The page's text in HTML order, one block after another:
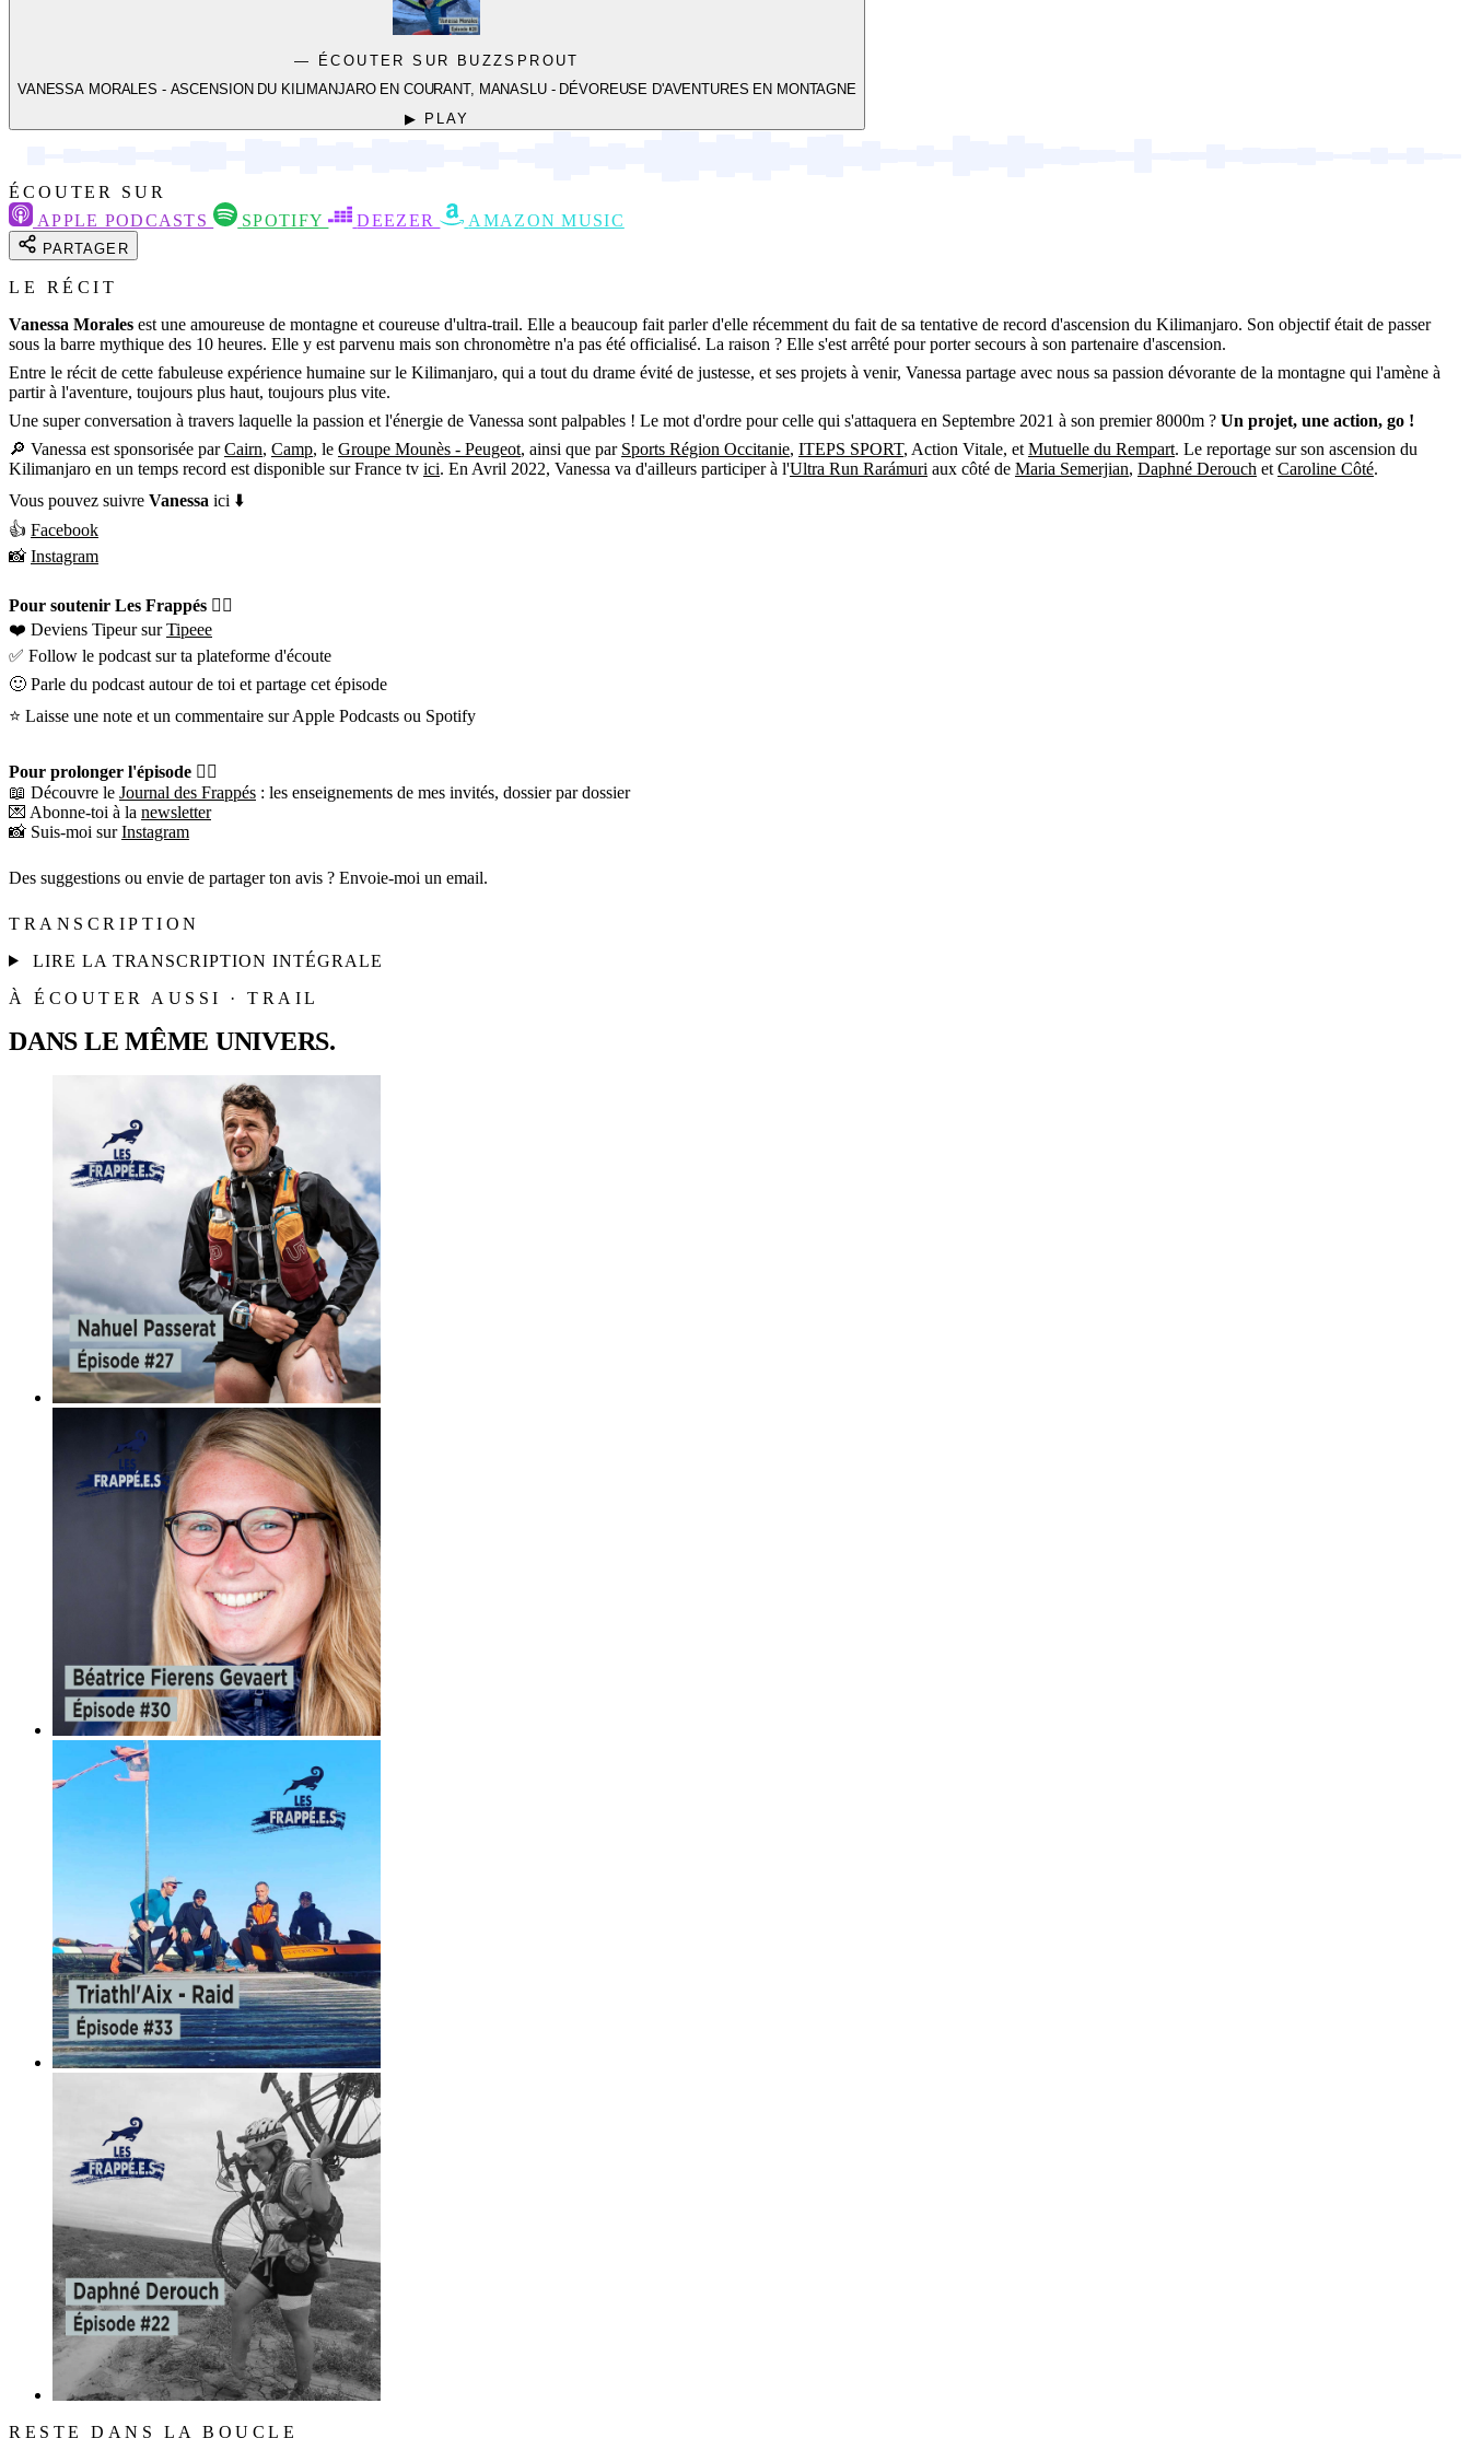
— ÉCOUTER SUR BUZZSPROUT
VANESSA MORALES - ASCENSION DU KILIMANJARO EN COURANT, MANASLU - DÉVOREUSE D'AVENTURES EN MONTAGNE
▶ PLAY
ÉCOUTER SUR
APPLE PODCASTS
SPOTIFY DEEZER AMAZON MUSIC
PARTAGER
LE RÉCIT
Vanessa Morales est une amoureuse de montagne et coureuse d'ultra-trail. Elle a beaucoup fait parler d'elle récemment du fait de sa tentative de record d'ascension du Kilimanjaro. Son objectif était de passer
sous la barre mythique des 10 heures. Elle y est parvenu mais son chronomètre n'a pas été officialisé. La raison ? Elle s'est arrêté pour porter secours à son partenaire d'ascension.
Entre le récit de cette fabuleuse expérience humaine sur le Kilimanjaro, qui a tout du drame évité de justesse, et ses projets à venir, Vanessa partage avec nous sa passion dévorante de la montagne qui l'amène à
partir à l'aventure, toujours plus haut, toujours plus vite.
Une super conversation à travers laquelle la passion et l'énergie de Vanessa sont palpables ! Le mot d'ordre pour celle qui s'attaquera en Septembre 2021 à son premier 8000m ? Un projet, une action, go !
🔎 Vanessa est sponsorisée parCairn, Camp, le Groupe Mounès - Peugeot, ainsi que par Sports Région Occitanie, ITEPS SPORT, Action Vitale, et Mutuelle du Rempart. Le reportage sur son ascension du
Kilimanjaro en un temps record est disponible sur France tv ici. En Avril 2022, Vanessa va d'ailleurs participer à l'Ultra Run Rarámuri aux côté de Maria Semerjian, Daphné Derouch et Caroline Côté.
Vous pouvez suivre Vanessa ici ⬇️
👍 Facebook
📸 Instagram
Pour soutenir Les Frappés 👇🏼
❤️ Deviens Tipeur surTipeee
✅ Follow le podcast sur ta plateforme d'écoute
🙂 Parle du podcast autour de toi et partage cet épisode
⭐️ Laisse une note et un commentaire sur Apple Podcasts ou Spotify
Pour prolonger l'épisode 👇🏼
📖 Découvre le Journal des Frappés : les enseignements de mes invités, dossier par dossier
💌 Abonne-toi à la newsletter
📸 Suis-moi surInstagram
Des suggestions ou envie de partager ton avis ? Envoie-moi un email.
TRANSCRIPTION
LIRE LA TRANSCRIPTION INTÉGRALE
À ÉCOUTER AUSSI · TRAIL
DANS LE MÊME UNIVERS.
RESTE DANS LA BOUCLE